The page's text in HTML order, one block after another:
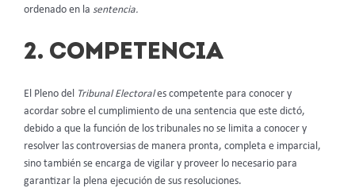
ordenado en la sentencia.
2. COMPETENCIA
El Pleno del Tribunal Electorales competente para conocer y
acordar sobre el cumplimiento de una sentencia que este dictó,
debido a que la función de los tribunales no se limita a conocer y
resolver las controversias de manera pronta, completa e imparcial,
sino también se encarga de vigilar y proveer lo necesario para
garantizar la plena ejecución de sus resoluciones.